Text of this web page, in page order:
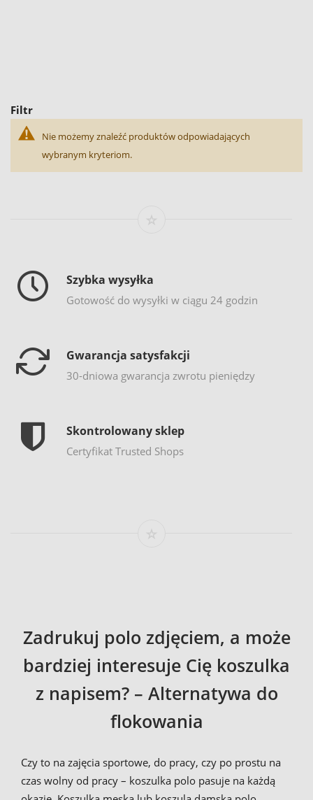
Filtr
Nie możemy znaleźć produktów odpowiadających
wybranym kryteriom.
Szybka wysyłka
Gotowość do wysyłki w ciągu 24 godzin
Gwarancja satysfakcji
30-dniowa gwarancja zwrotu pieniędzy
Skontrolowany sklep
Certyfikat Trusted Shops
Zadrukuj polo zdjęciem, a może
bardziej interesuje Cię koszulka
z napisem? – Alternatywa do
flokowania
Czy to na zajęcia sportowe, do pracy, czy po prostu na
czas wolny od pracy – koszulka polo pasuje na każdą